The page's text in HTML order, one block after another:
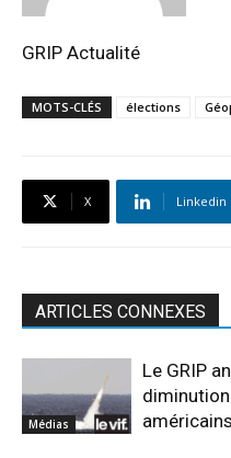
GRIP Actualité
MOTS-CLÉS élections
X Linkedin
ARTICLES CONNEXES
Médias
Le GRIP